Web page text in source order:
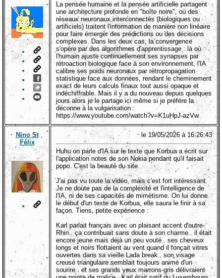
La pensée humaine et la pensée artificielle partagent
une architecture profonde en "boîte noire", où des
réseaux neuronaux interconnectés (biologiques ou
artificiels) traitent l'information de manière non linéaire
pour faire émerger des prédictions ou des décisions
complexes. Dans les deux cas, la convergence
s'opère par des algorithmes d'apprentissage : là où
l'humain ajuste continuellement ses synapses par
rétroaction biologique face à son environnement, l'IA
calibre ses poids neuronaux par rétropropagation
statistique face aux données, rendant le cheminement
exact de leurs calculs finaux tout aussi opaque et
indéchiffrable. Mais il y a du nouveau depuis quelques
jours alors je le partage ici même si je préfère la
déconne à la vulgarisation :
https://www.youtube.com/watch?v=K1uHpJ-azVw
Nino St
Félix
le 19/05/2026 à 16:26:43
Huhu on parle d'IA sur le texte que Korbua a écrit sur
l'application notes de son Nokia pendant qu'il faisait
popo. C'est la beauté du site.
J'ai pas vu toute la vidéo, mais c'est fort intéressant.
Je ne doute pas de la complexité et l'intelligence de
l'IA, ni de ses capacités de mimétisme. On lui donne
le début d'un texte de Korbua, elle saura le finir à sa
façon. Tiens, petite expérience :
Karl parlait français avec un plaisant accent d'outre-
Rhin.. ça contribuait sans doute à son charme.. il était
encore jeune mais déjà un peu vouté.. ses cheveux
longs et noirs flottaient au vent quand il fonçait vitres
ouvertes dans sa vieille Lada break.. son visage
creusé triangulaire semblait toujours animé d'un
sourire.. et ses grands yeux marrons-gris délivraient